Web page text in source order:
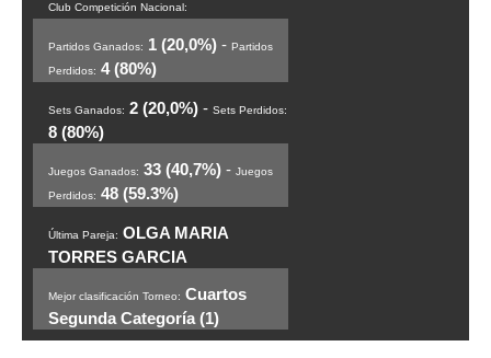
Club Competición Nacional:
Partidos Ganados: 1 (20,0%) - Partidos
Perdidos: 4 (80%)
Sets Ganados: 2 (20,0%) - Sets Perdidos:
8 (80%)
Juegos Ganados: 33 (40,7%) - Juegos
Perdidos: 48 (59.3%)
Última Pareja: OLGA MARIA
TORRES GARCIA
Mejor clasificación Torneo: Cuartos
Segunda Categoría (1)